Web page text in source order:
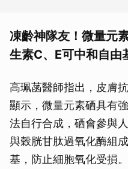
凍齡神隊友！微量元
生素C、E可中和自由
高珮菡醫師指出，皮膚
顯示，微量元素硒具有
法自行合成，硒會參與
與穀胱甘肽過氧化酶組
基，防止細胞氧化受損。